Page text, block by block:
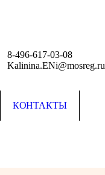
8-496-617-03-08
Kalinina.ENi@mosreg.ru
КОНТАКТЫ